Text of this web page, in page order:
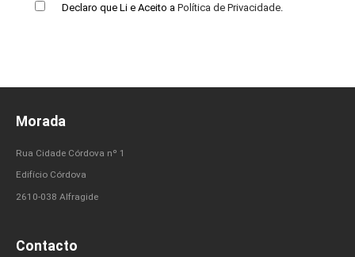
Declaro que Li e Aceito a Política de Privacidade.
Morada
Rua Cidade Córdova nº 1
Edifício Córdova
2610-038 Alfragide
Contacto